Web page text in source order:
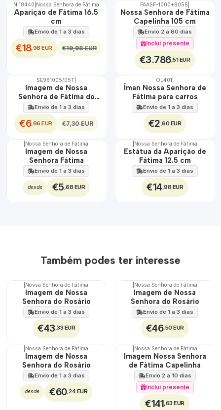
DESCONTO
NI18440 Nossa Senhora de Fátima
Aparição de Fátima 16.5
cm
Envio de 1 a 3 dias
€18,98 EUR €19,98 EUR
🇵🇹
100%
TOP
FAASF-1000+8055
Nossa Senhora de Fátima
Capelinha 105 cm
Envio 2 a 60 dias
Incluí presente
€3.786,51 EUR
DESCONTO
SE961005/05T|
Imagem de Nossa
Senhora de Fátima do
Tempo
Envio de 1 a 3 dias
€6,86 EUR €7,30 EUR
OL401
Íman Nossa Senhora de
Fátima para carros
Envio de 1 a 3 dias
€2 ,60 EUR
Nossa Senhora de Fátima
Imagem de Nossa
Senhora Fátima
Envio de 1 a 3 dias
desde €5 ,68 EUR
Nossa Senhora de Fátima
Estátua da Aparição de
Fátima 12.5 cm
Envio de 1 a 3 dias
€14 ,98 EUR
Também podes ter interesse
Nossa Senhora de Fátima
Imagem de Nossa
Senhora do Rosário
Envio de 1 a 3 dias
€43,33 EUR
Nossa Senhora de Fátima
Imagem de Nossa
Senhora do Rosário
Envio de 1 a 3 dias
€46,50 EUR
Nossa Senhora de Fátima
Imagem de Nossa
Senhora do Rosário
Envio de 1 a 3 dias
desde €60,24 EUR
Nossa Senhora de Fátima
Imagem Nossa Senhora
de Fátima Capelinha
Envio 2 a 10 dias
Incluí presente
€141,63 EUR